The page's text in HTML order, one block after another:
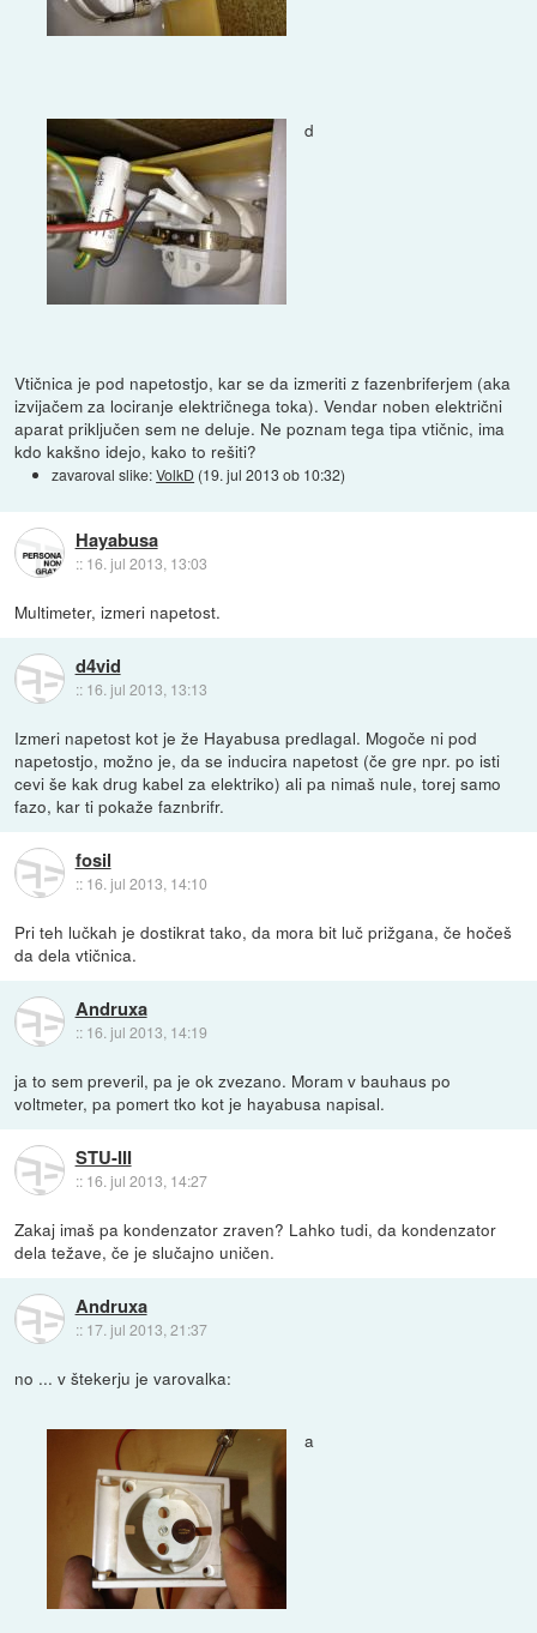
d
Vtičnica je pod napetostjo, kar se da izmeriti z fazenbriferjem (aka
izvijačem za lociranje električnega toka). Vendar noben električni
aparat priključen sem ne deluje. Ne poznam tega tipa vtičnic, ima
kdo kakšno idejo, kako to rešiti?
zavaroval slike:VolkD (19. jul 2013 ob 10:32)
Hayabusa
:: 16. jul 2013, 13:03
Multimeter, izmeri napetost.
d4vid
:: 16. jul 2013, 13:13
Izmeri napetost kot je že Hayabusa predlagal. Mogoče ni pod
napetostjo, možno je, da se inducira napetost (če gre npr. po isti
cevi še kak drug kabel za elektriko) ali pa nimaš nule, torej samo
fazo, kar ti pokaže faznbrifr.
fosil
:: 16. jul 2013, 14:10
Pri teh lučkah je dostikrat tako, da mora bit luč prižgana, če hočeš
da dela vtičnica.
Andruxa
:: 16. jul 2013, 14:19
ja to sem preveril, pa je ok zvezano. Moram v bauhaus po
voltmeter, pa pomert tko kot je hayabusa napisal.
STU-III
:: 16. jul 2013, 14:27
Zakaj imaš pa kondenzator zraven? Lahko tudi, da kondenzator
dela težave, če je slučajno uničen.
Andruxa
:: 17. jul 2013, 21:37
no ... v štekerju je varovalka:
a